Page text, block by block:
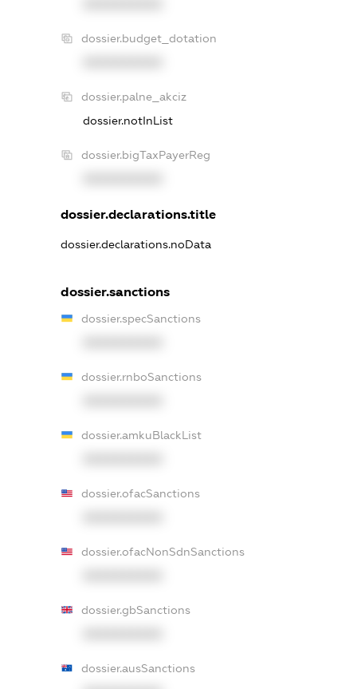
dossier.budget_dotation
dossier.palne_akciz
dossier.notInList
dossier.bigTaxPayerReg
dossier.declarations.title
dossier.declarations.noData
dossier.sanctions
dossier.specSanctions
dossier.rnboSanctions
dossier.amkuBlackList
dossier.ofacSanctions
dossier.ofacNonSdnSanctions
dossier.gbSanctions
dossier.ausSanctions